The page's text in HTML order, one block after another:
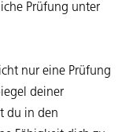
Prüfung unter
nur eine Prüfung
deiner
du in den